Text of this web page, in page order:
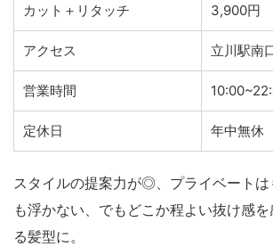
カット＋リタッチ 3,900円
アクセス 立川駅南
営業時間
定休日 年中無休
スタイルの提案力が◎、プライベート
も浮かない、でもどこか程よい抜け感
る髪型に。